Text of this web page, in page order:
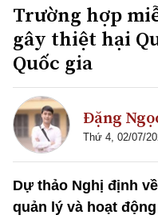
Trường hợp
gây thiệt hại
Quốc gia
Đặng
Thứ 4, 02/07/
Dự thảo Nghị định
quản lý và hoạt